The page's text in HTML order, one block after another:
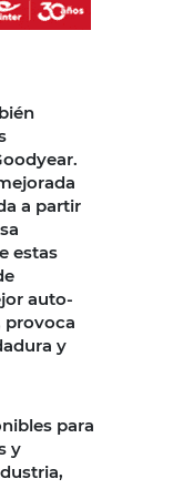
a partir
estas
auto-
provoca
y
para
y